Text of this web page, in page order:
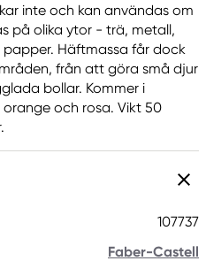
inte och kan användas om
på olika ytor - trä, metall,
Häftmassa får dock
från att göra små djur
bollar. Kommer i
och rosa. Vikt 50
107737
Faber-Castell